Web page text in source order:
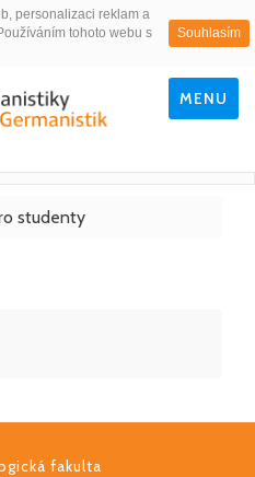
personalizaci reklam a
tohoto webu s
Souhlasím
MENU
studenty
fakulta